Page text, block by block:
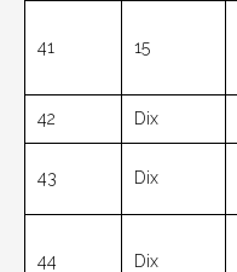
41 15
42 Dix
43 Dix
44 Dix